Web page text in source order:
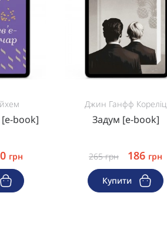
[e-book]
грн
Джин Ганфф Кореліц
Задум [e-book]
265грн 186 грн
Купити